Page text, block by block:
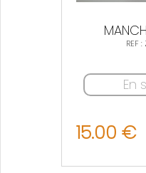
REF
En
15.00 €